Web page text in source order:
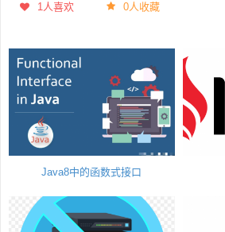
1人喜欢 0人收藏
Java8中的函数式接口